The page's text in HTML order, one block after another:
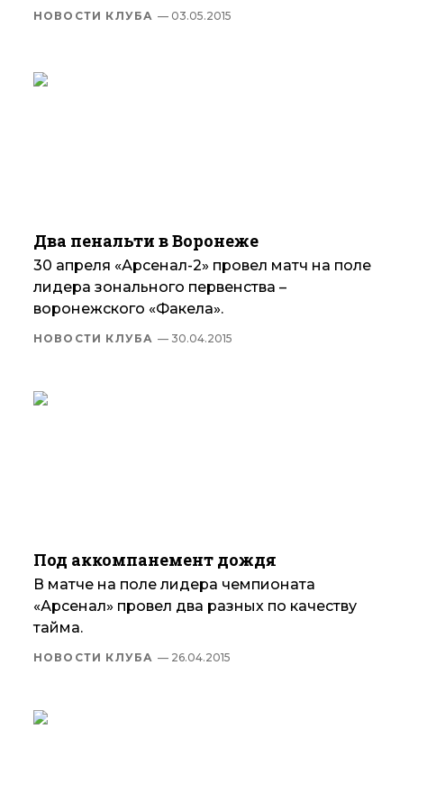
НОВОСТИ КЛУБА — 03.05.2015
Два пенальти в Воронеже
30 апреля «Арсенал-2» провел матч на поле
лидера зонального первенства –
воронежского «Факела».
НОВОСТИ КЛУБА — 30.04.2015
Под аккомпанемент дождя
В матче на поле лидера чемпионата
«Арсенал» провел два разных по качеству
тайма.
НОВОСТИ КЛУБА — 26.04.2015